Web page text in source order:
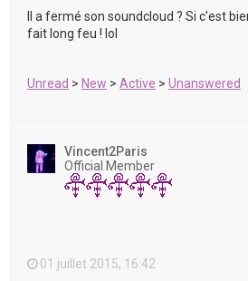
Il a fermé son soundcloud ? Si c'est
fait long feu ! lol
Unread > New > Active > Unanswered
Vincent2Paris
Official Member
01 juillet 2015, 16:42